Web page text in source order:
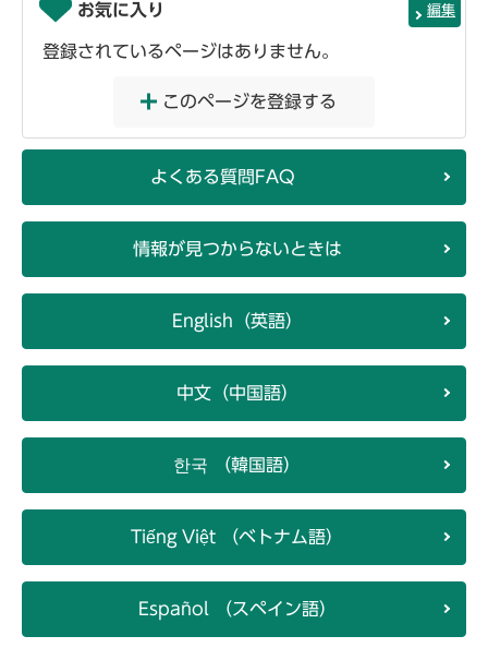
お気に入り 編集
登録されているページはありません。
このページを登録する
よくある質問FAQ
情報が見つからないときは
English（英語）
中文（中国語）
한국 （韓国語）
Tiếng Việt （ベトナム語）
Español （スペイン語）